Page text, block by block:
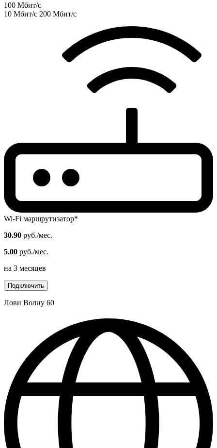
100 Мбит/с
10 Мбит/с 200 Мбит/с
Wi-Fi маршрутизатор*
30.90 руб./мес.
5.00 руб./мес.
на 3 месяцев
Подключить
Лови Волну 60